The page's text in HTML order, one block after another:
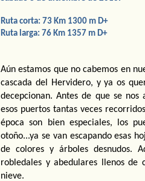
Ruta corta: 73 Km 1300 m D+
Ruta larga: 76 Km 1357 m D+
Aún estamos que no cabemos en
cascada del Hervidero, y ya os
decepcionan. Antes de que se
esos puertos tantas veces
época son bien especiales, los
otoño...ya se van escapando esas
de colores y árboles desnudos.
robledales y abedulares llenos
nieve.